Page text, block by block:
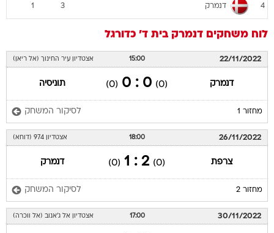
4 דנמרק 3
1
לוח משחקים דנמרק בית ד' כדורגל
22/11/2022
15:00 אצטדיון עיר החינוך (אל ריאן)
דנמרק (0)
0 : 0
(0) תוניסיה
מחזור 1 לסיקור המשחק
26/11/2022
18:00 אצטדיון 974 (דוחא)
צרפת (0)
2 : 1
(0) דנמרק
מחזור 2 לסיקור המשחק
30/11/2022
17:00 אצטדיון אל ג'אנוב (אל ווכרה)